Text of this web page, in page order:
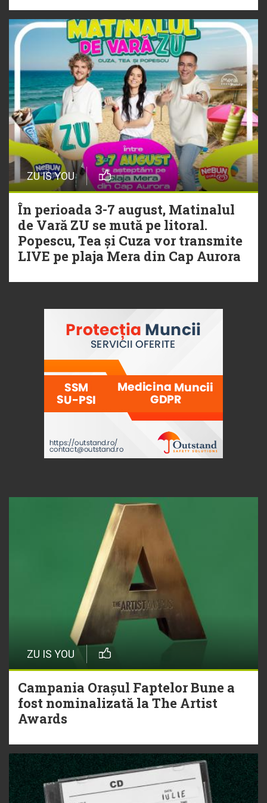
ZU IS YOU
În perioada 3-7 august, Matinalul
de Vară ZU se mută pe litoral.
Popescu, Tea și Cuza vor transmite
LIVE pe plaja Mera din Cap Aurora
ZU IS YOU
Campania Orașul Faptelor Bune a
fost nominalizată la The Artist
Awards